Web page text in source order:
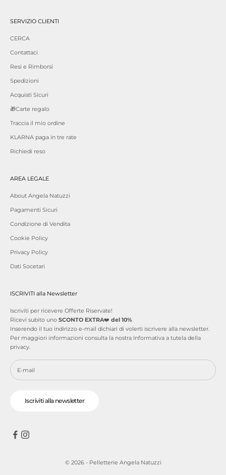
SERVIZIO CLIENTI
CERCA
Contattaci
Resi e Rimborsi
Spedizioni
Acquisti Sicuri
🎁Carte regalo
Traccia il mio ordine
KLARNA paga in tre rate
Richiedi reso
AREA LEGALE
About Angela Natuzzi
Pagamenti Sicuri
Condizione di Vendita
Cookie Policy
Privacy Policy
Dati Socetari
ISCRIVITI alla Newsletter
Iscriviti per ricevere Offerte Riservate!
Ricevi subito uno SCONTO EXTRA❤️ del 10%
Inserendo il tuo indirizzo e-mail dichiari di volerti iscrivere alla newsletter.
Per maggiori informazioni consulta la nostra Informativa a tutela della
privacy.
Iscriviti alla newsletter
© 2026 - Pelletterie Angela Natuzzi